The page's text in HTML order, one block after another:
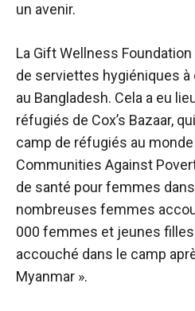
un avenir.
La Gift Wellness
de serviettes hygiéniques
au Bangladesh. Cela a eu
réfugiés de Cox’s Bazaar,
camp de réfugiés au monde
Communities Against
de santé pour femmes
nombreuses femmes
000 femmes et jeunes
accouché dans le camp
Myanmar ».